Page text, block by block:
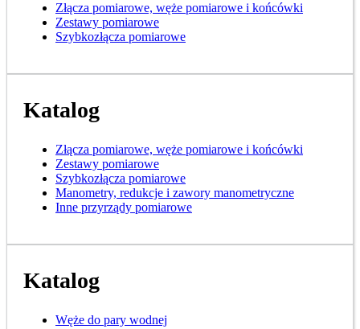
Złącza pomiarowe, węże pomiarowe i końcówki
Zestawy pomiarowe
Szybkozłącza pomiarowe
Katalog
Złącza pomiarowe, węże pomiarowe i końcówki
Zestawy pomiarowe
Szybkozłącza pomiarowe
Manometry, redukcje i zawory manometryczne
Inne przyrządy pomiarowe
Katalog
Węże do pary wodnej